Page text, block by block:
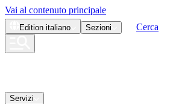
Vai al contenuto principale
Edition italiano Sezioni Cerca
Servizi